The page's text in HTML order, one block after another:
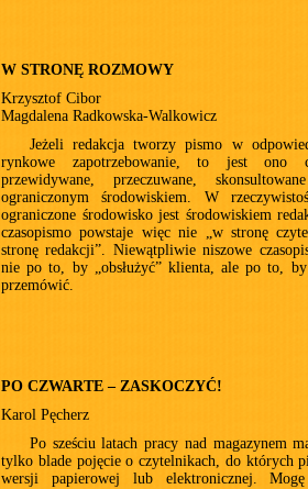
W STRONĘ ROZMOWY
Krzysztof Cibor
Magdalena Radkowska-Walkowicz
Jeżeli redakcja tworzy pismo w
rynkowe zapotrzebowanie, to jest ono
przewidywane, przeczuwane,
ograniczonym środowiskiem. W
ograniczone środowisko jest środowiskiem
czasopismo powstaje więc nie „w stronę
stronę redakcji”. Niewątpliwie niszowe
nie po to, by „obsłużyć” klienta, ale po to,
przemówić.
PO CZWARTE – ZASKOCZYĆ!
Karol Pęcherz
Po sześciu latach pracy nad magazynem
tylko blade pojęcie o czytelnikach, do których
wersji papierowej lub elektronicznej.